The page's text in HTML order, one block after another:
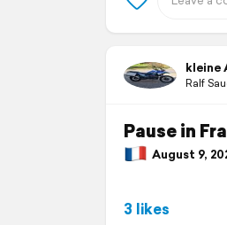
kleine
Ralf
Pause in
August 9,
3 likes